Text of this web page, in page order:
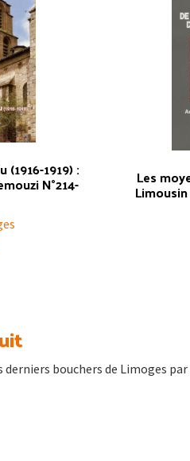
1919) :
N°214- Les
bouchers de Limoges